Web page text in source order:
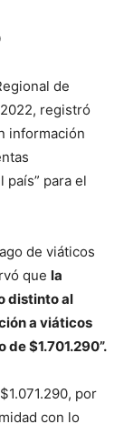
de
registró
información
país” para el
de viáticos
que la
distinto al
a viáticos
$1.701.290”.
por
con lo